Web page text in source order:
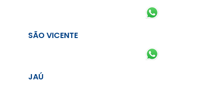
SÃO VICENTE
JAÚ